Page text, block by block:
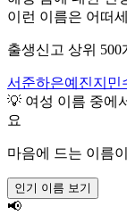
이런 이름은 어떠
출생신고 상위
서준하은예진지민
💡 여성 이름 중에
요
마음에 드는 이름
인기 이름 보기
📢